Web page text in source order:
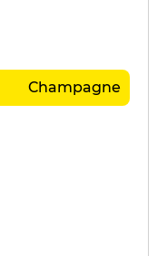
Champagne